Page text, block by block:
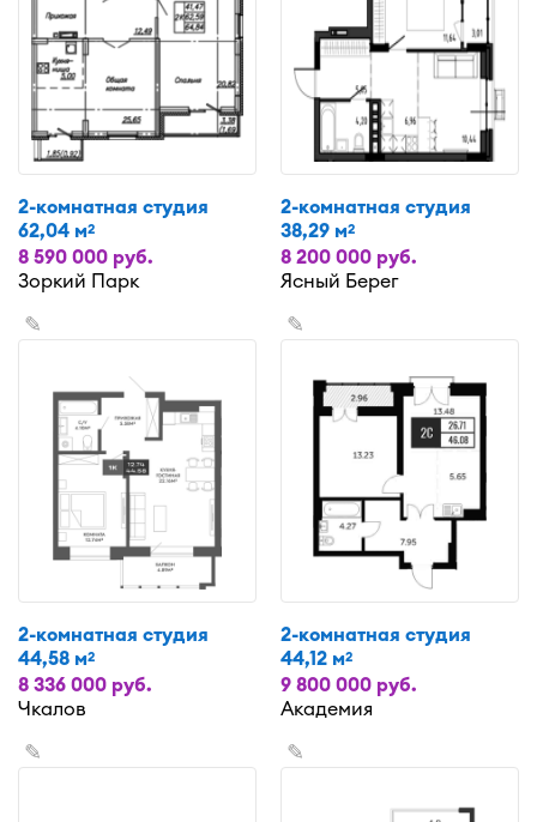
2-комнатная студия
62,04 м2
8 590 000 руб.
Зоркий Парк
2-комнатная студия
38,29 м2
8 200 000 руб.
Ясный Берег
✎
2-комнатная студия
44,58 м2
8 336 000 руб.
Чкалов
✎
2-комнатная студия
44,12 м2
9 800 000 руб.
Академия
✎ ✎